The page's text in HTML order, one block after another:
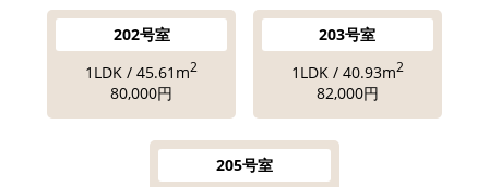
202号室
1LDK / 45.61m2
80,000円
203号室
1LDK / 40.93m2
82,000円
205号室